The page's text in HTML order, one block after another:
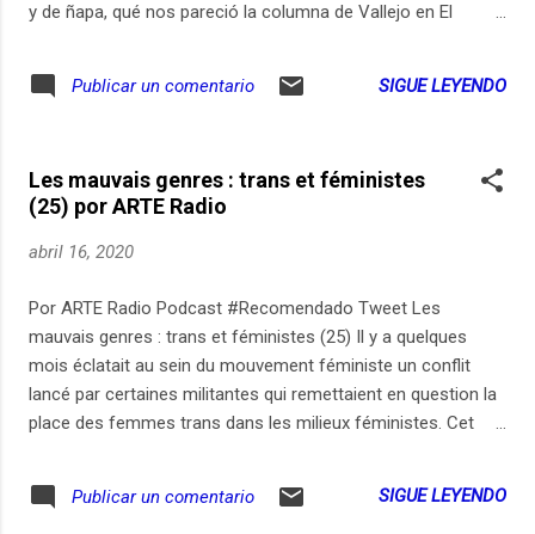
y de ñapa, qué nos pareció la columna de Vallejo en El
Carlos Cortés y María Paula Martínez Pre y post producción:
Loro Podcast (Maru Lombardo y Rodrigo Rodríguez) Este
https://ift.tt/2OxUXpR.
Publicar un comentario SIGUE LEYENDO
Les mauvais genres : trans et féministes
(25) por ARTE Radio
abril 16, 2020
Por ARTE Radio Podcast #Recomendado Tweet Les
mauvais genres : trans et féministes (25) Il y a quelques
mois éclatait au sein du mouvement féministe un conflit
lancé par certaines militantes qui remettaient en question la
place des femmes trans dans les milieux féministes. Cet
positions. Mais plutôt que d'insister sur les divisions, il
Publicar un comentario SIGUE LEYENDO